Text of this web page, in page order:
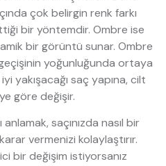
çok belirgin renk farkı
bir yöntemdir. Ombre ise
bir görüntü sunar. Ombre
yoğunluğunda ortaya
yakışacağı saç yapına, cilt
göre değişir.
saçınızda nasıl bir
vermenizi kolaylaştırır.
bir değişim istiyorsanız